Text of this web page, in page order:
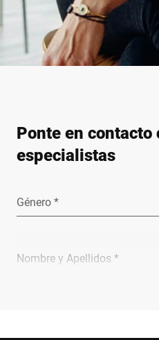
Ponte en contacto
especialistas
Género *
Nombre y Apellidos *